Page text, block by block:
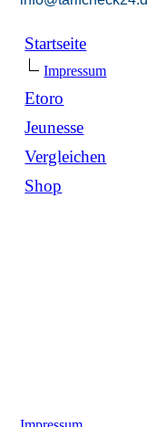
Startseite
Impressum
Etoro
Jeunesse
Vergleichen
Shop